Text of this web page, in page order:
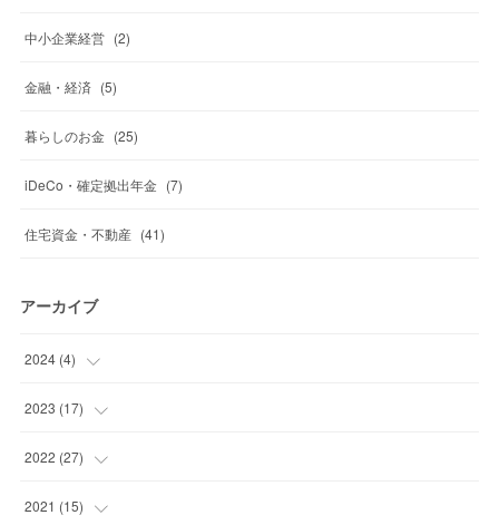
中小企業経営 (2)
金融・経済 (5)
暮らしのお金 (25)
iDeCo・確定拠出年金 (7)
住宅資金・不動産 (41)
アーカイブ
2024 (4)
(1
(1
(2
2023 (17)
(1
(2
2022 (27)
(4
2021 (15)